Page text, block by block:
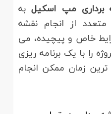
مپ اسکیلبه
از انجام نقشه
خاص و پیچیده، می
را با یک برنامه ریزی
زمان ممکن انجام